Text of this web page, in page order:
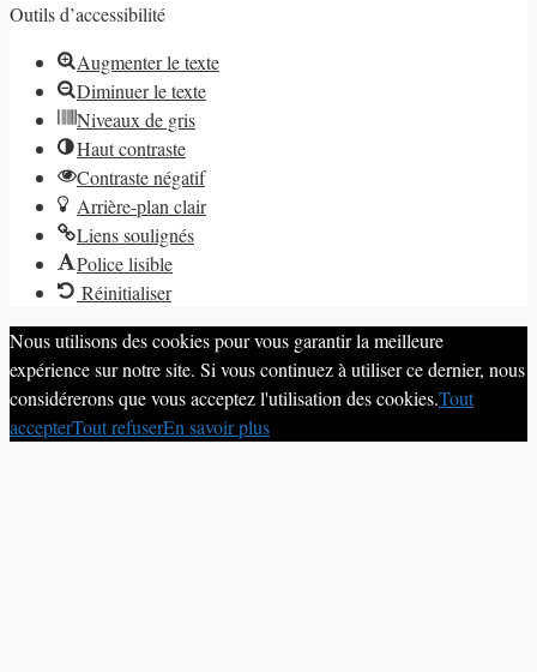
Outils d’accessibilité
Augmenter le texte
Diminuer le texte
Niveaux de gris
Haut contraste
Contraste négatif
Arrière-plan clair
Liens soulignés
Police lisible
Réinitialiser
Nous utilisons des cookies pour vous garantir la meilleure
expérience sur notre site. Si vous continuez à utiliser ce dernier, nous
considérerons que vous acceptez l'utilisation des cookies.Tout
accepterTout refuserEn savoir plus